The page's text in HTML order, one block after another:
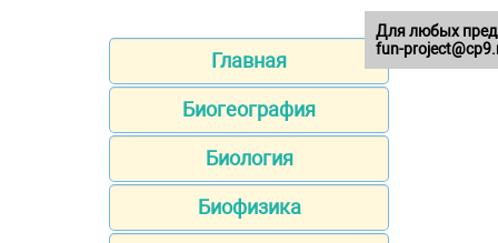
Главная
Биогеография
Биология
Биофизика
Для любых
fun-